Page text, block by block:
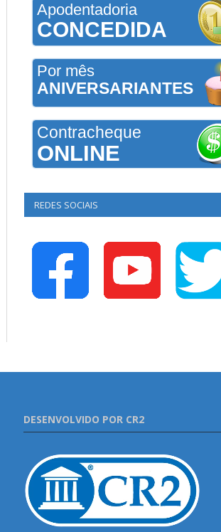
Apodentadoria
CONCEDIDA
Por mês
ANIVERSARIANTES
Contracheque
ONLINE
REDES SOCIAIS
DESENVOLVIDO POR CR2